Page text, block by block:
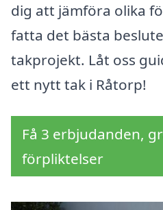
dig att jämföra olika
fatta det bästa
takprojekt. Låt oss
ett nytt tak i Råtorp!
Få 3 erbjudanden,
förpliktelser